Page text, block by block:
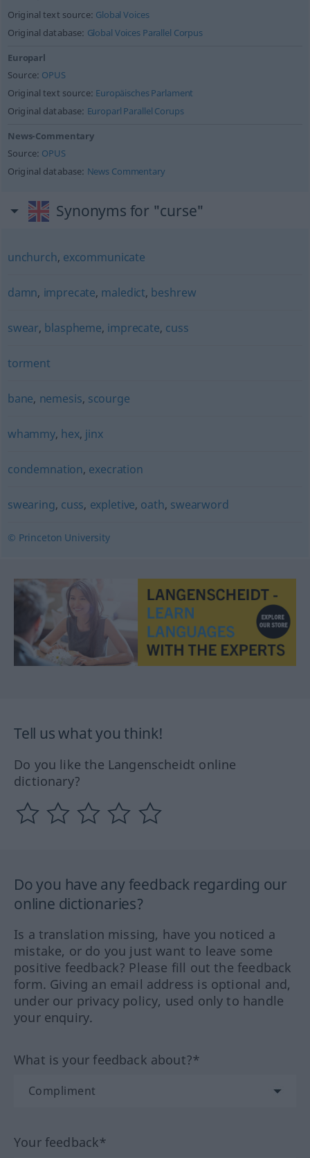
Original text source: Global Voices
Original database: Global Voices Parallel Corpus
Europarl
Source: OPUS
Original text source: Europäisches Parlament
Original database: Europarl Parallel Corups
News-Commentary
Source: OPUS
Original database: News Commentary
Synonyms for "curse"
unchurch, excommunicate
damn, imprecate, maledict, beshrew
swear, blaspheme, imprecate, cuss
torment
bane, nemesis, scourge
whammy, hex, jinx
condemnation, execration
swearing, cuss, expletive, oath, swearword
© Princeton University
Tell us what you think!
Do you like the Langenscheidt online
dictionary?
Do you have any feedback regarding our
online dictionaries?
Is a translation missing, have you noticed a
mistake, or do you just want to leave some
positive feedback? Please fill out the feedback
form. Giving an email address is optional and,
under our privacy policy, used only to handle
your enquiry.
What is your feedback about?*
Your feedback*